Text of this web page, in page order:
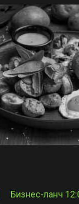
Бизнес-ланч